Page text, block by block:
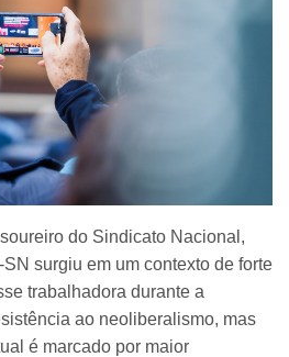
do Sindicato Nacional,
surgiu em um contexto de forte
trabalhadora durante a
ao neoliberalismo, mas
é marcado por maior